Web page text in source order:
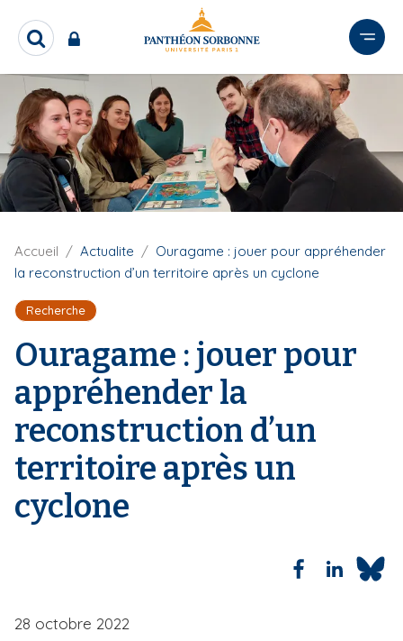
e
c
o
n
R
c
h
e
r
c
h
e
r
F
i
d
'
r
a
n
Accueil Actualite
Ouragame : jouer pour appréhender
la reconstruction d’un territoire après un cyclone
Recherche
Ouragame : jouer pour
appréhender la
reconstruction d’un
territoire après un
cyclone
28 octobre 2022